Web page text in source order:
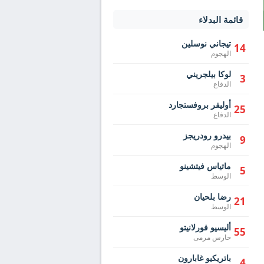
قائمة البدلاء
14 تيجاني نوسلين
الهجوم
3 لوكا بيلجريني
الدفاع
25 أوليفر بروفستجارد
الدفاع
9 بيدرو رودريجز
الهجوم
5 ماتياس فيتشينو
الوسط
21 رضا بلحيان
الوسط
55 أليسيو فورلانيتو
حارس مرمى
باتريكيو غابارون